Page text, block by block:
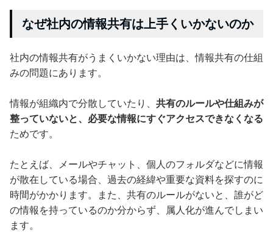
なぜ社内の情報共有は上手くいかないのか
社内の情報共有がうまくいかない理由は、情報共有の仕組
みの問題にあります。
情報が組織内で分散していたり、 共有のルールや仕組みが
整っていないと、必要な情報にすぐアクセスできなくなる
ためです。
たとえば、メールやチャット、個人のフォルダなどに情報
が散在している場合、過去の経緯や重要な資料を探すのに
時間がかかります。また、共有のルールがないと、誰がど
の情報を持っているのか分からず、属人化が進んでしまい
ます。